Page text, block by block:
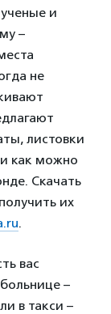
и
–
не
листовки
как можно
Скачать
их
.
вас
–
в такси –